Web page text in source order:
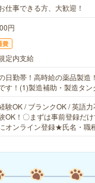
仕事できる方、大歓迎！
円
費
定内支給
日勤帯！高時給の薬品製
す！(1)製造補助・製造タ
験OK / ブランクOK / 英語
OK！〇まずは事前登録だ
オンライン登録★氏名・職